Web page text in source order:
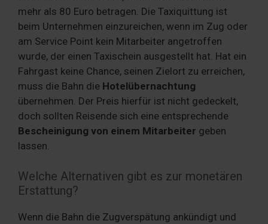
mehr als 80 Euro betragen. Die Taxiquittung ist
beim Unternehmen einzureichen, wenn im Zug oder
am Service Point kein Mitarbeiter angetroffen
wurde, der einen Taxischein ausgestellt hat. Hat ein
Fahrgast keine Chance, seinen Zielort zu erreichen,
muss die Bahn die Hotelübernachtung
übernehmen. Der Preis hierfür ist nicht gedeckelt,
doch sollten Reisende sich eine entsprechende
Bescheinigung von einem Mitarbeiter geben
lassen.
Welche Alternativen gibt es zur monetären
Erstattung?
Wenn die Bahn die Zugverspätung ankündigt und